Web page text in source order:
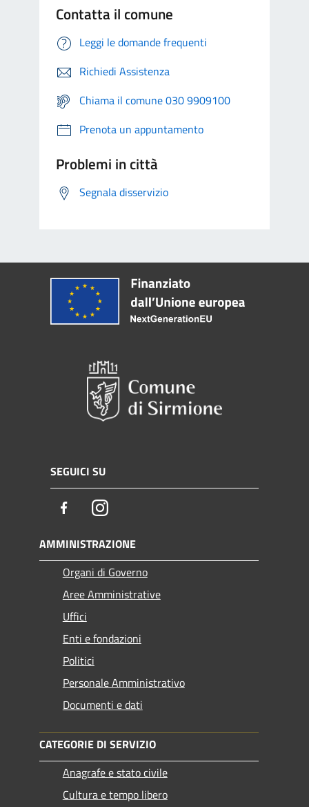
Contatta il comune
Leggi le domande frequenti
Richiedi Assistenza
Chiama il comune 030 9909100
Prenota un appuntamento
Problemi in città
Segnala disservizio
SEGUICI SU
FacebookInstagram
AMMINISTRAZIONE
Organi di Governo
Aree Amministrative
Uffici
Enti e fondazioni
Politici
Personale Amministrativo
Documenti e dati
CATEGORIE DI SERVIZIO
Anagrafe e stato civile
Cultura e tempo libero